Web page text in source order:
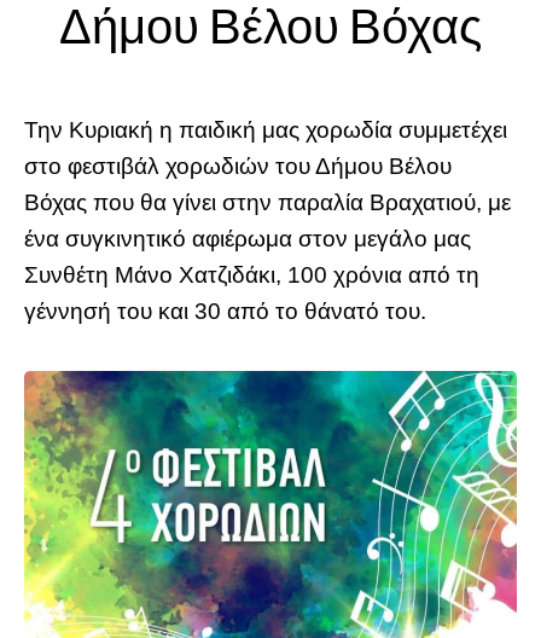
Δήμου Βέλου Βόχας
Την Κυριακή η παιδική μας χορωδία συμμετέχει
στο φεστιβάλ χορωδιών του Δήμου Βέλου
Βόχας που θα γίνει στην παραλία Βραχατιού, με
ένα συγκινητικό αφιέρωμα στον μεγάλο μας
Συνθέτη Μάνο Χατζιδάκι, 100 χρόνια από τη
γέννησή του και 30 από το θάνατό του.